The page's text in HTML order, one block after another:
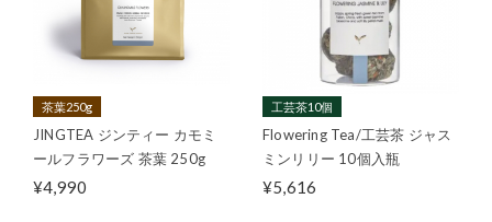
茶葉250g
JINGTEA ジンティー カモミ
ールフラワーズ 茶葉 250g
¥4,990
工芸茶10個
Flowering Tea/工芸茶 ジャス
ミンリリー 10個入瓶
¥5,616